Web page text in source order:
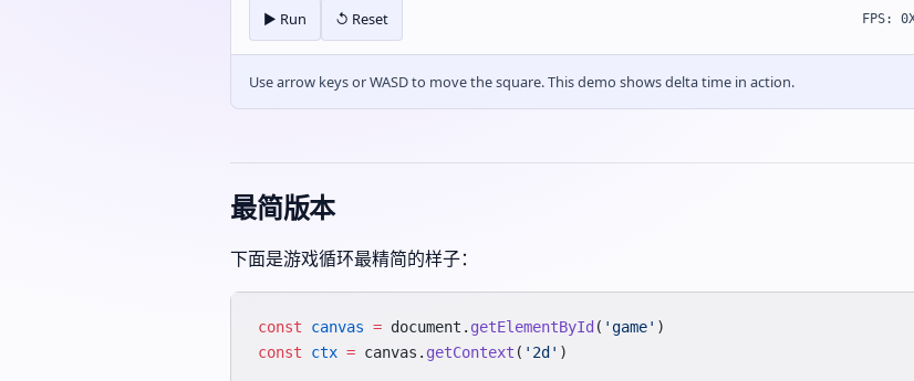
▶ Run ↺ Reset FPS: 0
Use arrow keys or WASD to move the square. This demo shows delta time in action.
最简版本
下面是游戏循环最精简的样子：
const canvas = document. getElementById ( 'game' )
const ctx = canvas. getContext ( '2d' )